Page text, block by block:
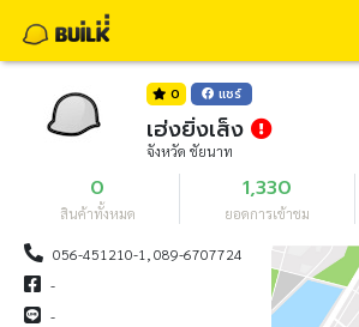
0 แชร์
เฮ่งยิ่งเส็ง
จังหวัด ชัยนาท
0
สินค้าทั้งหมด
1,330
ยอดการเข้าชม
056-451210-1, 089-6707724
-
-